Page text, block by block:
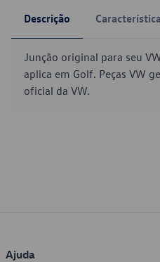
Descrição
Junção original para seu
aplica em Golf. Peças VW
oficial da VW.
Ajuda